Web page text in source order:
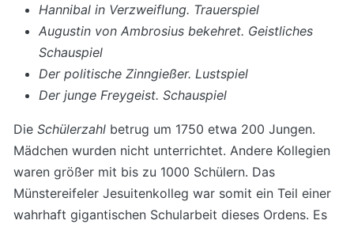
Hannibal in Verzweiflung. Trauerspiel
Augustin von Ambrosius bekehret. Geistliches
Schauspiel
Der politische Zinngießer. Lustspiel
Der junge Freygeist. Schauspiel
Die Schülerzahl betrug um 1750 etwa 200 Jungen.
Mädchen wurden nicht unterrichtet. Andere Kollegien
waren größer mit bis zu 1000 Schülern. Das
Münstereifeler Jesuitenkolleg war somit ein Teil einer
wahrhaft gigantischen Schularbeit dieses Ordens. Es